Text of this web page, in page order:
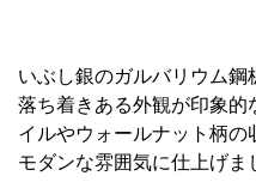
いぶし銀のガルバリウム鋼
落ち着きある外観が印象的
イルやウォールナット柄の
モダンな雰囲気に仕上げま